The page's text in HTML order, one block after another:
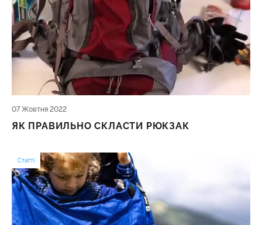
07 Жовтня 2022
ЯК ПРАВИЛЬНО СКЛАСТИ РЮКЗАК
Статті